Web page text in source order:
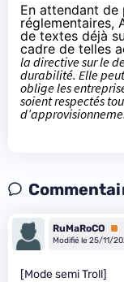
En attendant
réglementaires,
de textes déjà
cadre de telles
la directive sur le
durabilité. Elle
oblige les
soient respectés
RuMaRoCO
Modifié le 25/11/
[Mode semi Troll]